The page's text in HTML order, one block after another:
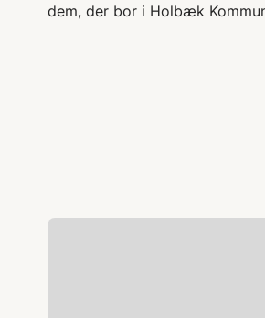
dem, der bor i Holbæk